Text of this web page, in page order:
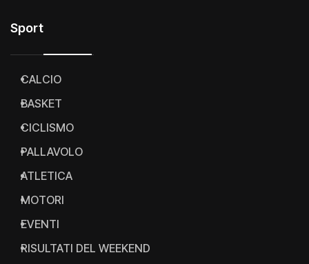
Sport
CALCIO
BASKET
CICLISMO
PALLAVOLO
ATLETICA
MOTORI
EVENTI
RISULTATI DEL WEEKEND